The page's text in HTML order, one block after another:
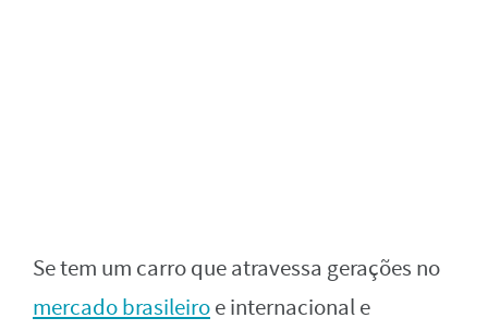
Se tem um carro que atravessa gerações no
mercado brasileiroe internacional e